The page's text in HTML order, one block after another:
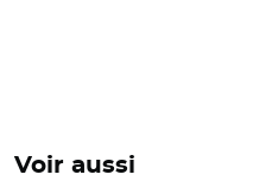
Voir aussi